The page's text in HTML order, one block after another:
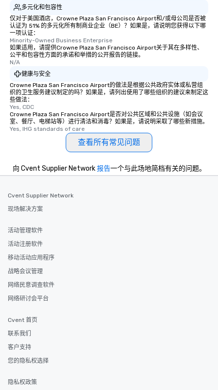
多元化和包容性
仅对于美国酒店，Crowne Plaza San Francisco Airport和/或母公司是否被
认证为 51% 的多元化所有制商业企业（BE）？如果是，请说明您获得以下哪
一项认证：
Minority-Owned Business Enterprise
如果适用，请提供Crowne Plaza San Francisco Airport关于其在多样性、
公平和包容性方面的承诺和举措的公开报告的链接。
N/A
健康与安全
Crowne Plaza San Francisco Airport的做法是根据公共政府实体或私营组
织的卫生服务建议制定的吗？如果是，请列出使用了哪些组织的建议来制定这
些做法：
Yes, CDC
Crowne Plaza San Francisco Airport是否对公共区域和公共设施（如会议
室、餐厅、电梯站等）进行清洁和消毒？如果是，请说明采取了哪些新措施。
Yes, IHG standards of care
查看所有常见问题
向 Cvent Supplier Network报告一个与此场地简档有关的问题。
Cvent Supplier Network
现场解决方案
活动管理软件
活动注册软件
移动活动应用程序
战略会议管理
网络民意调查软件
网络研讨会平台
Cvent 首页
联系我们
客户支持
您的隐私权选择
隐私权政策